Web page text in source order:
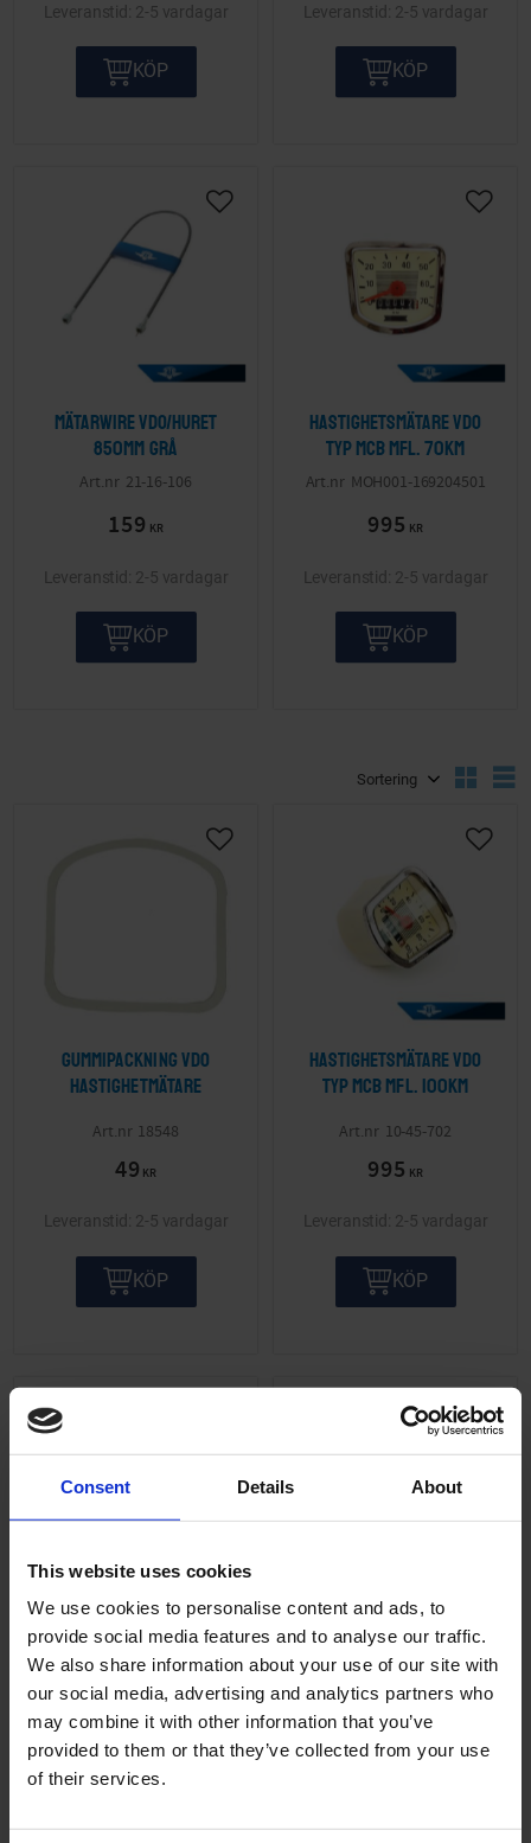
Consent Details About
This website uses cookies
We use cookies to personalise content and ads, to
provide social media features and to analyse our traffic.
We also share information about your use of our site with
our social media, advertising and analytics partners who
may combine it with other information that you’ve
provided to them or that they’ve collected from your use
of their services.
2-5 vardagar
KÖP
2-5 vardagar
KÖP
Mätarwire VDO/Huret
850mm grå
21-16-106
159 KR
2-5 vardagar
KÖP
Hastighetsmätare VDO
typ MCB mfl. 70km
MOH001-169204501
995 KR
2-5 vardagar
KÖP
Gummipackning VDO
hastighetmätare
18548
49 KR
Lägg till i önskelista
2-5 vardagar
KÖP
Hastighetsmätare VDO
typ MCB mfl. 100km
10-45-702
995 KR
Lägg
2-5 vardagar
KÖP
Hastighetsmätare VDO
typ MCB mfl. 120km/h
19147
895KR
Hastighetsmätare VDO
typ MCB mfl. 70km
MOH001-169204501
995KR
Lägg